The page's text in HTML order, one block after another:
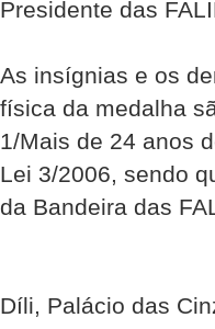
Presidente das
As insígnias e os
física da medalha
1/Mais de 24 anos
Lei 3/2006, sendo
da Bandeira das
Díli, Palácio das